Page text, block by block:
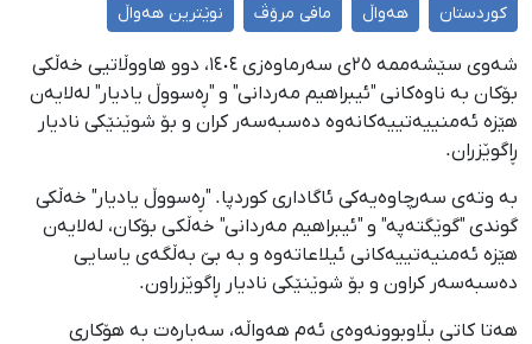
کوردستان هەواڵ مافی مرۆڤ نوێترین هەواڵ
شەوی سێشەممە ٢٥ی سەرماوەزی ١٤٠٤، دوو هاووڵاتیی خەڵکی
بۆکان بە ناوەکانی "ئیبراهیم مەردانی" و "ڕەسووڵ یادیار" لەلایەن
هێزە ئەمنییەتییەکانەوە دەسبەسەر کران و بۆ شوێنێکی نادیار
ڕاگوێزران.
بە وتەی سەرچاوەیەکی ئاگاداری کوردپا. "ڕەسووڵ یادیار" خەڵکی
گوندی "گوێگتەپە" و "ئیبراهیم مەردانی" خەڵكی بۆکان، لەلایەن
هێزە ئەمنیەتییەکانی ئیلاعاتەوە و بە بێ بەڵگەی یاسایی
دەسبەسەر کراون و بۆ شوێنێکی نادیار ڕاگوێزراون.
هەتا کاتی بڵاوبوونەوەی ئەم هەواڵە، سەبارەت بە هۆکاری